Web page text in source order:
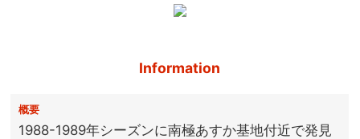
Information
概要
1988-1989年シーズンに南極あすか基地付近で発見